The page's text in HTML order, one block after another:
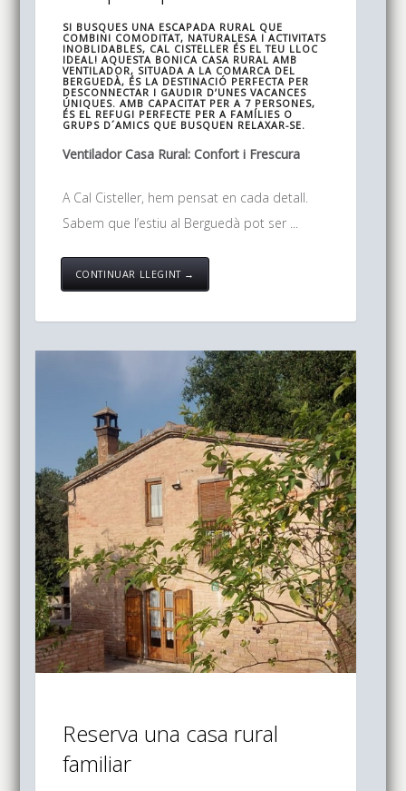
SI BUSQUES UNA ESCAPADA RURAL QUE
COMBINI COMODITAT, NATURALESA I ACTIVITATS
INOBLIDABLES, CAL CISTELLER ÉS EL TEU LLOC
IDEAL! AQUESTA BONICA CASA RURAL AMB
VENTILADOR, SITUADA A LA COMARCA DEL
BERGUEDÀ, ÉS LA DESTINACIÓ PERFECTA PER
DESCONNECTAR I GAUDIR D’UNES VACANCES
ÚNIQUES. AMB CAPACITAT PER A 7 PERSONES,
ÉS EL REFUGI PERFECTE PER A FAMÍLIES O
GRUPS D´AMICS QUE BUSQUEN RELAXAR-SE.
Ventilador Casa Rural: Confort i Frescura
A Cal Cisteller, hem pensat en cada detall.
Sabem que l’estiu al Berguedà pot ser ...
CONTINUAR LLEGINT →
Reserva una casa rural
familiar